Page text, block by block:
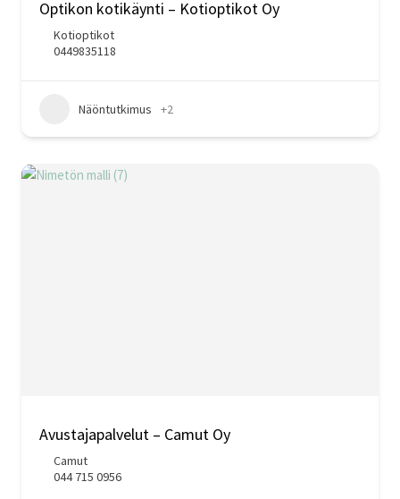
Optikon kotikäynti – Kotioptikot Oy
Kotioptikot
0449835118
Näöntutkimus +2
Avustajapalvelut – Camut Oy
Camut
044 715 0956